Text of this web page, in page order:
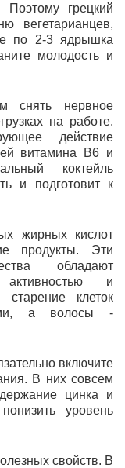
Поэтому грецкий
вегетарианцев,
по 2-3 ядрышка
молодость и
снять нервное
на работе.
действие
витамина В6 и
коктейль
и подготовит к
жирных кислот
продукты. Эти
обладают
активностью и
старение клеток
а волосы -
включите
В них совсем
цинка и
уровень
свойств. В